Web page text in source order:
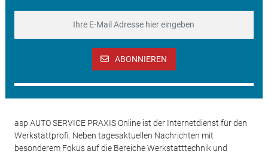
ABONNIEREN
asp AUTO SERVICE PRAXIS Online ist der Internetdienst für den
Werkstattprofi. Neben tagesaktuellen Nachrichten mit
besonderem Fokus auf die Bereiche Werkstatttechnik und